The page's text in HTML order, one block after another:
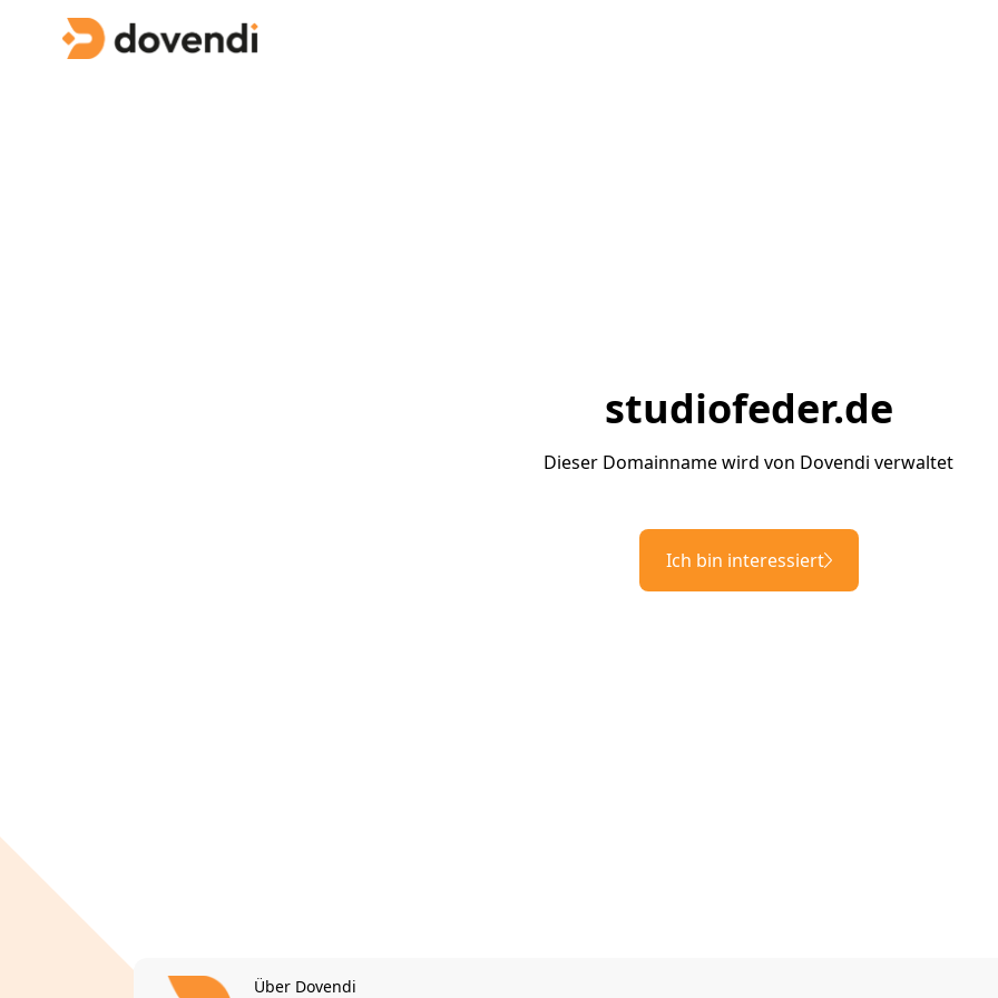
studiofeder.de
Dieser Domainname wird von Dovendi verwaltet
Ich bin interessiert
Über Dovendi